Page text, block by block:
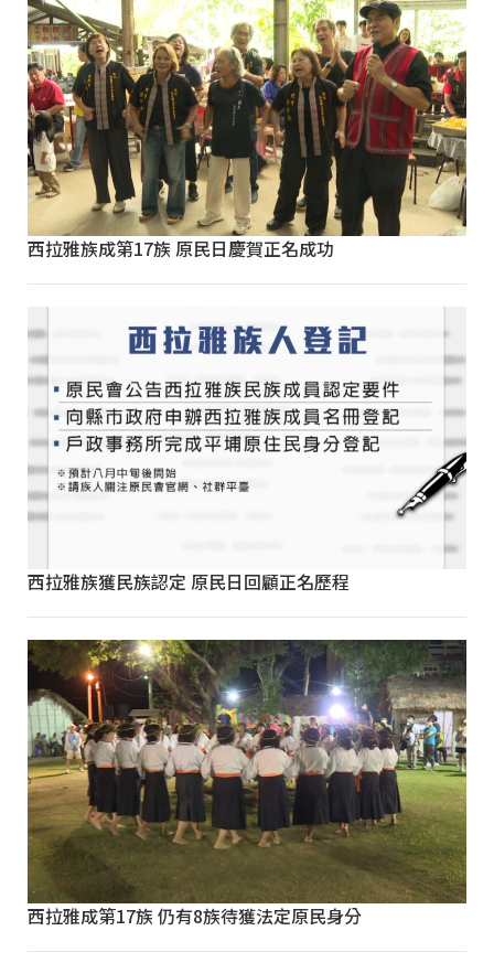
西拉雅族成第17族 原民日慶賀正名成功
西拉雅族獲民族認定 原民日回顧正名歷程
西拉雅成第17族 仍有8族待獲法定原民身分